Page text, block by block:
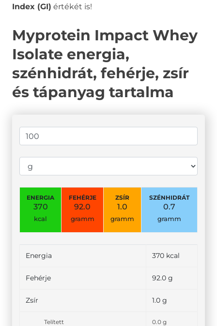
Index (GI) értékét is!
Myprotein Impact Whey
Isolate energia,
szénhidrát, fehérje, zsír
és tápanyag tartalma
ENERGIA
370
kcal
FEHÉRJE
92.0
gramm
ZSÍR
1.0
gramm
SZÉNHIDRÁT
0.7
gramm
Energia 370 kcal
Fehérje 92.0 g
Zsír 1.0 g
Telített 0.0 g